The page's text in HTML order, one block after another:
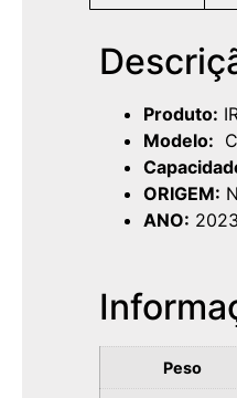
Produto:
Modelo:
ORIGEM:
ANO: 2023
Peso